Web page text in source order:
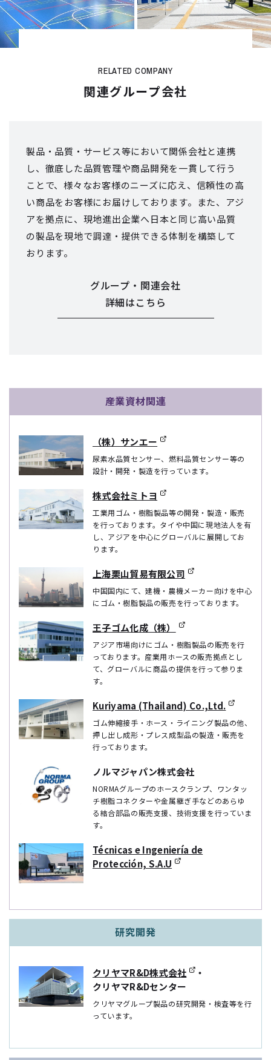
RELATED COMPANY
関連グループ会社
製品・品質・サービス等において関係会社と連携
し、徹底した品質管理や商品開発を一貫して行う
ことで、様々なお客様のニーズに応え、信頼性の高
い商品をお客様にお届けしております。
また、アジ
アを拠点に、現地進出企業へ日本と同じ高い品質
の製品を現地で調達・提供できる体制を構築して
おります。
グループ・関連会社
詳細はこちら
産業資材関連
（株）サンエー
尿素水品質センサー、燃料品質センサー等の
設計・開発・製造を行っています。
株式会社ミトヨ
工業用ゴム・樹脂製品等の開発・製造・販売
を行っております。タイや中国に現地法人を有
し、アジアを中心にグローバルに展開してお
ります。
上海栗山貿易有限公司
中国国内にて、建機・農機メーカー向けを中心
にゴム・樹脂製品の販売を行っております。
王子ゴム化成（株）
アジア市場向けにゴム・樹脂製品の販売を行
っております。産業用ホースの販売拠点とし
て、グローバルに商品の提供を行って参りま
す。
Kuriyama (Thailand) Co.,Ltd.
ゴム伸縮接手・ホース・ライニング製品の他、
押し出し成形・プレス成型品の製造・販売を
行っております。
ノルマジャパン株式会社
NORMAグループのホースクランプ、ワンタッ
チ樹脂コネクターや金属継ぎ手などのあらゆ
る結合部品の販売支援、技術支援を行っていま
す。
Técnicas e Ingeniería de
Protección, S.A.U
研究開発
クリヤマR&D株式会社
・
クリヤマR&Dセンター
クリヤマグループ製品の研究開発・検査等を⾏
っています。